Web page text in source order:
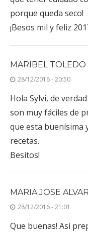
porque queda seco!
¡Besos mil y feliz
MARIBEL TOLEDO
28/12/2016 - 20:50
Hola Sylvi, de
son muy fáciles de
que esta buenísima
recetas.
Besitos!
MARIA JOSE
28/12/2016 - 21:01
Que buenas! Asi